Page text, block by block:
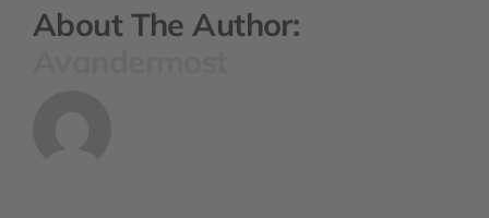
About The Author: